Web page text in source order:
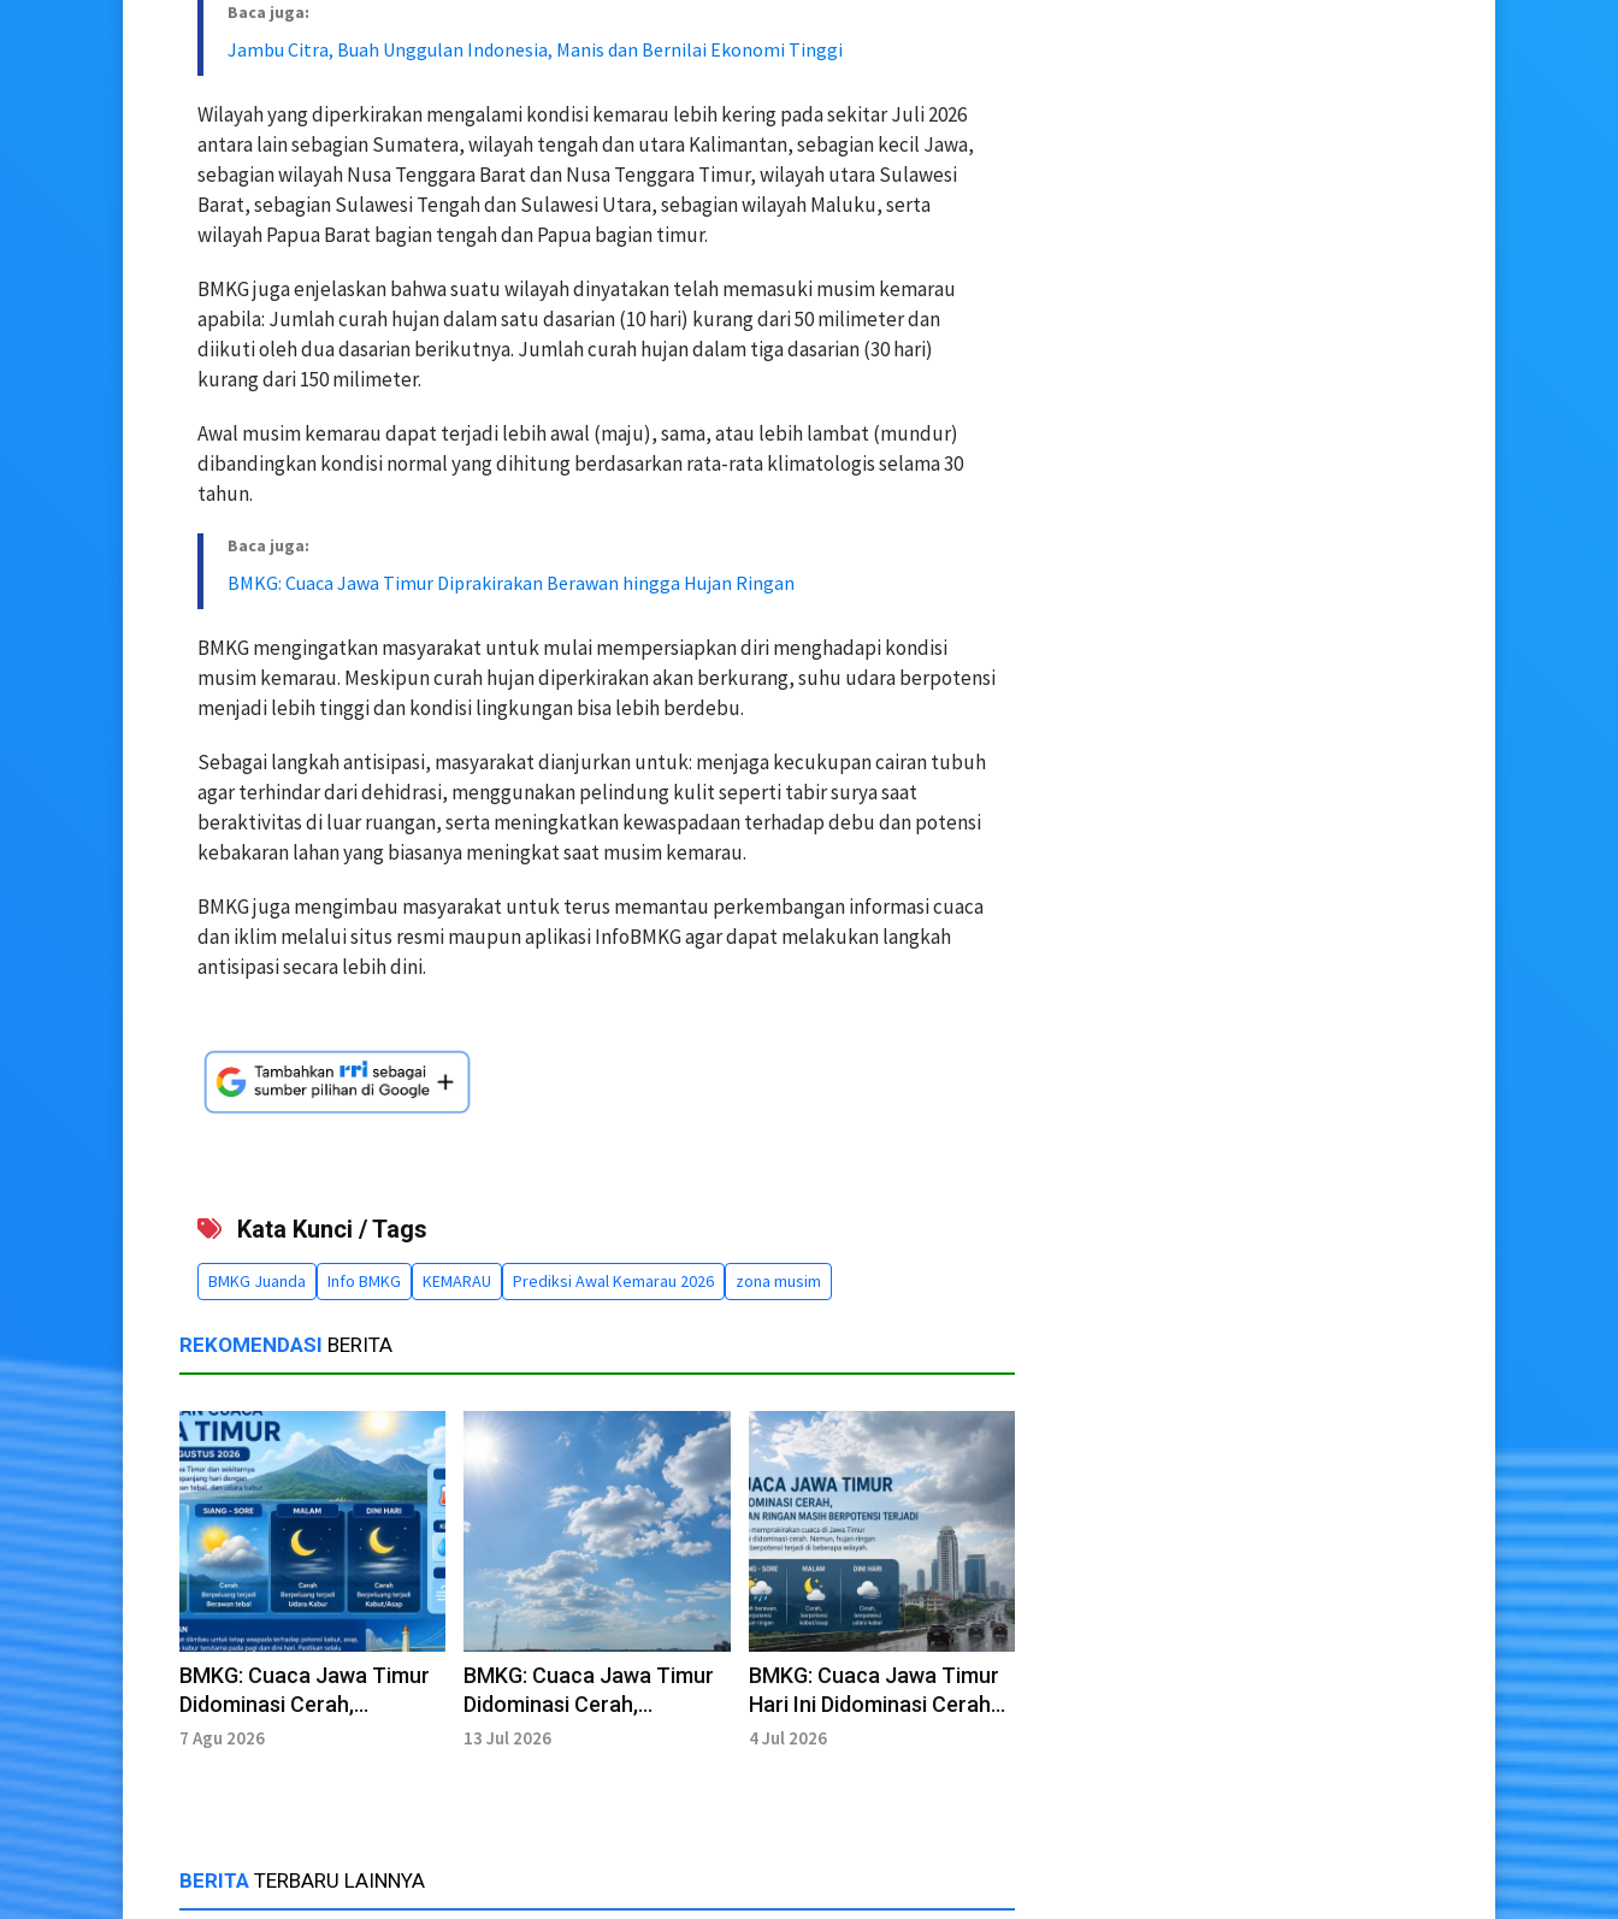
Baca juga:
Jambu Citra, Buah Unggulan Indonesia, Manis dan Bernilai Ekonomi Tinggi
Wilayah yang diperkirakan mengalami kondisi kemarau lebih kering pada sekitar Juli 2026
antara lain sebagian Sumatera, wilayah tengah dan utara Kalimantan, sebagian kecil Jawa,
sebagian wilayah Nusa Tenggara Barat dan Nusa Tenggara Timur, wilayah utara Sulawesi
Barat, sebagian Sulawesi Tengah dan Sulawesi Utara, sebagian wilayah Maluku, serta
wilayah Papua Barat bagian tengah dan Papua bagian timur.
BMKG juga enjelaskan bahwa suatu wilayah dinyatakan telah memasuki musim kemarau
apabila: Jumlah curah hujan dalam satu dasarian (10 hari) kurang dari 50 milimeter dan
diikuti oleh dua dasarian berikutnya. Jumlah curah hujan dalam tiga dasarian (30 hari)
kurang dari 150 milimeter.
Awal musim kemarau dapat terjadi lebih awal (maju), sama, atau lebih lambat (mundur)
dibandingkan kondisi normal yang dihitung berdasarkan rata-rata klimatologis selama 30
tahun.
Baca juga:
BMKG: Cuaca Jawa Timur Diprakirakan Berawan hingga Hujan Ringan
BMKG mengingatkan masyarakat untuk mulai mempersiapkan diri menghadapi kondisi
musim kemarau. Meskipun curah hujan diperkirakan akan berkurang, suhu udara berpotensi
menjadi lebih tinggi dan kondisi lingkungan bisa lebih berdebu.
Sebagai langkah antisipasi, masyarakat dianjurkan untuk: menjaga kecukupan cairan tubuh
agar terhindar dari dehidrasi, menggunakan pelindung kulit seperti tabir surya saat
beraktivitas di luar ruangan, serta meningkatkan kewaspadaan terhadap debu dan potensi
kebakaran lahan yang biasanya meningkat saat musim kemarau.
BMKG juga mengimbau masyarakat untuk terus memantau perkembangan informasi cuaca
dan iklim melalui situs resmi maupun aplikasi InfoBMKG agar dapat melakukan langkah
antisipasi secara lebih dini.
Kata Kunci / Tags
BMKG Juanda Info BMKG KEMARAU Prediksi Awal Kemarau 2026 zona musim
REKOMENDASI BERITA
BMKG: Cuaca Jawa Timur
Didominasi Cerah,
Waspadai Kabut dan Udara
7 Agu 2026
BMKG: Cuaca Jawa Timur
Didominasi Cerah,
Waspadai Kabut dan Udara
13 Jul 2026
BMKG: Cuaca Jawa Timur
Hari Ini Didominasi Cerah
dan Berpotensi Hujan
4 Jul 2026
BERITA TERBARU LAINNYA